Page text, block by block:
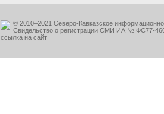
© 2010–2021 Северо-Кавказское
Свидельство о регистрации СМИ ИА № ФС77-
ссылка на сайт